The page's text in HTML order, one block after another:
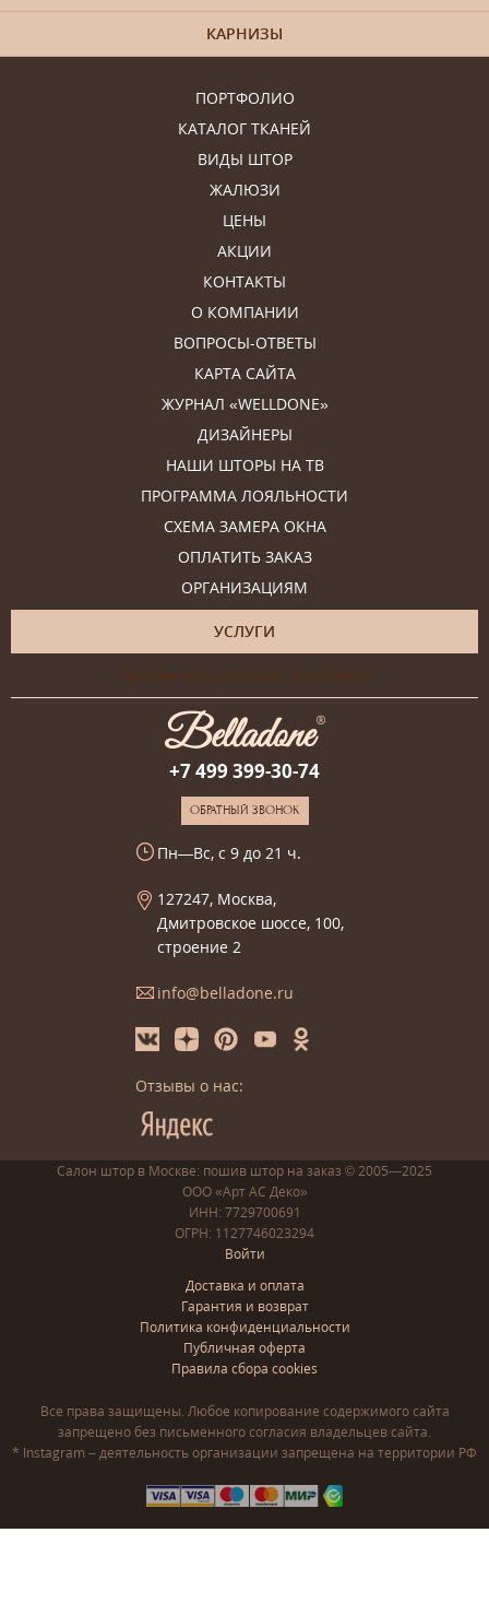
ПОРТФОЛИО
КАТАЛОГ ТКАНЕЙ
ВИДЫ ШТОР
ЖАЛЮЗИ
ЦЕНЫ
АКЦИИ
КОНТАКТЫ
О КОМПАНИИ
ВОПРОСЫ-ОТВЕТЫ
КАРТА САЙТА
ЖУРНАЛ «WELLDONE»
ДИЗАЙНЕРЫ
НАШИ ШТОРЫ НА ТВ
ПРОГРАММА ЛОЯЛЬНОСТИ
СХЕМА ЗАМЕРА ОКНА
ОПЛАТИТЬ ЗАКАЗ
ОРГАНИЗАЦИЯМ
УСЛУГИ
Онлайн-консультация дизайнера
КАРНИЗЫ
+7 499 399-30-74
ОБРАТНЫЙ ЗВОНОК
Пн—Вс, с 9 до 21 ч.
127247, Москва,
Дмитровское шоссе, 100,
строение 2
info@belladone.ru
Отзывы о нас:
Салон штор в Москве: пошив штор на заказ © 2005—2025
ООО «Арт АС Деко»
ИНН: 7729700691
ОГРН: 1127746023294
Войти
Доставка и оплата
Гарантия и возврат
Политика конфиденциальности
Публичная оферта
Правила сбора cookies
Все права защищены. Любое копирование содержимого сайта
запрещено без письменного согласия владельцев сайта.
* Instagram – деятельность организации запрещена на территории РФ